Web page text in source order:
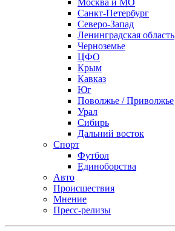
Москва и МО
Санкт-Петербург
Северо-Запад
Ленинградская область
Черноземье
ЦФО
Крым
Кавказ
Юг
Поволжье / Приволжье
Урал
Сибирь
Дальний восток
Спорт
Футбол
Единоборства
Авто
Происшествия
Мнение
Пресс-релизы